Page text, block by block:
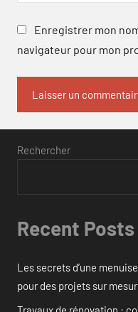
Enregistrer mon
navigateur pour mon
Rechercher
Recent Posts
Les secrets d’une
pour des projets sur